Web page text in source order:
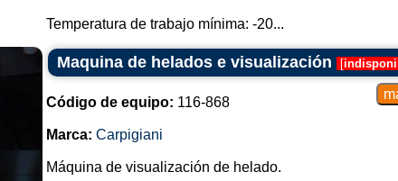
Temperatura de trabajo mínima: -20...
Maquina de helados e visualización [
Código de equipo: 116-868
Marca: Carpigiani
Máquina de visualización de helado.